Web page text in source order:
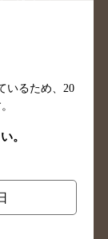
検索
ー検索
検索
検索
検索
検索
るため、 20
。